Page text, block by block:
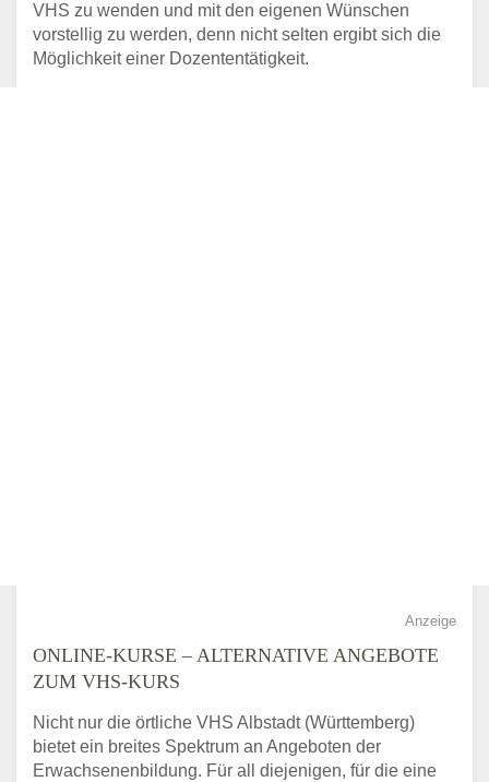
VHS zu wenden und mit den eigenen Wünschen
vorstellig zu werden, denn nicht selten ergibt sich die
Möglichkeit einer Dozententätigkeit.
Anzeige
ONLINE-KURSE – ALTERNATIVE ANGEBOTE
ZUM VHS-KURS
Nicht nur die örtliche VHS Albstadt (Württemberg)
bietet ein breites Spektrum an Angeboten der
Erwachsenenbildung. Für all diejenigen, für die eine